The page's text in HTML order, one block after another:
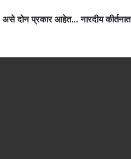
असे दोन प्रकार आहेत… नारदीय कीर्तनात